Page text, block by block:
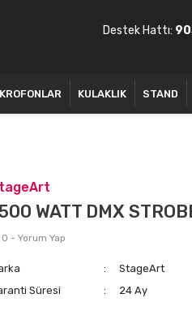
Destek Hattı:
KULAKLIK STAND
WATT DMX
0 - Yorum Yap
StageArt
Süresi
24 Ay